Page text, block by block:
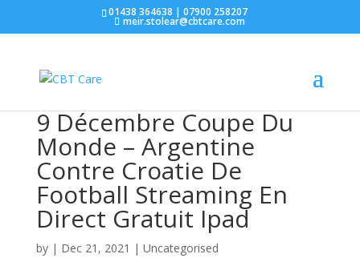
01438 364638 | 07900 258207
meir.stolear@cbtcare.com
9 Décembre Coupe Du
Monde – Argentine
Contre Croatie De
Football Streaming En
Direct Gratuit Ipad
by | Dec 21, 2021 | Uncategorised